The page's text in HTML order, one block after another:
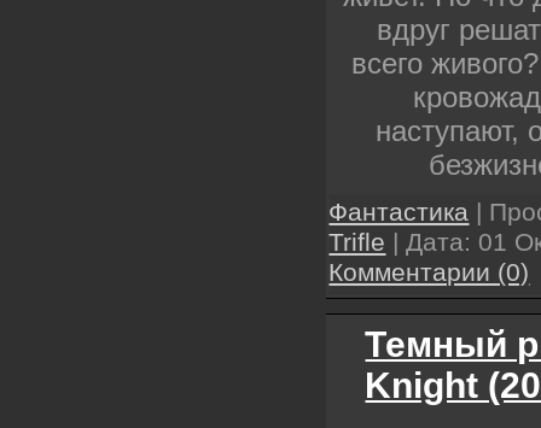
вдруг
всего
наступают,
Фантастика |
Trifle | Дата: 01
Комментарии (0)
Темный
Knight